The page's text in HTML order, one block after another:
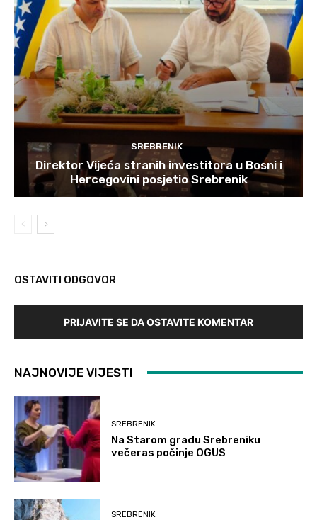
SREBRENIK
Direktor Vijeća stranih investitora u Bosni i
Hercegovini posjetio Srebrenik
OSTAVITI ODGOVOR
PRIJAVITE SE DA OSTAVITE KOMENTAR
NAJNOVIJE VIJESTI
SREBRENIK
Na Starom gradu Srebreniku
večeras počinje OGUS
SREBRENIK